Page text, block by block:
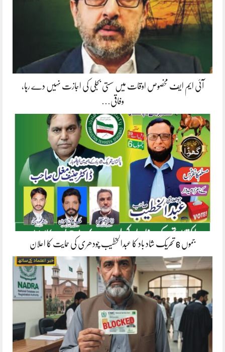
آئی ایم ایف مخصوص اوقات میں سستی بجلی کی اجازت نہیں دے رہا،
وفاقی…
جموں 6 تحریک شاد باد کا عبدالخطیب چودھری کی حمایت کا اعلان